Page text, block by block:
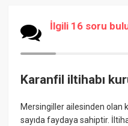
İlgili 16 soru
Karanfil iltihabı
Mersingiller ailesinden olan
sayıda faydaya sahiptir.